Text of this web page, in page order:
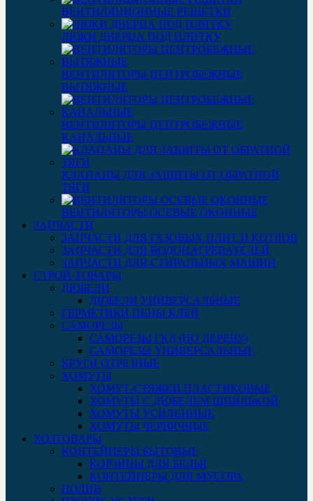
ВЕНТИЛЯЦИОННЫЕ РЕШЕТКИ
ЛЮКИ ДВЕРЦА ПОД ПЛИТКУ
ВЕНТИЛЯТОРЫ ЦЕНТРОБЕЖНЫЕ
ВЫТЯЖНЫЕ
ВЕНТИЛЯТОРЫ ЦЕНТРОБЕЖНЫЕ
КАНАЛЬНЫЕ
КЛАПАНЫ ДЛЯ ЗАЩИТЫ ОТ ОБРАТНОЙ
ТЯГИ
ВЕНТИЛЯТОРЫ ОСЕВЫЕ ОКОННЫЕ
ЗАПЧАСТИ
ЗАПЧАСТИ ДЛЯ ГАЗОВЫХ ПЛИТ И КОТЛОВ
ЗАПЧАСТИ ДЛЯ ВОДОНАГРЕВАТЕЛЕЙ
ЗАПЧАСТИ ДЛЯ СТИРАЛЬНЫХ МАШИН
СТРОЙ-ТОВАРЫ
ДЮБЕЛИ
ДЮБЕЛИ УНИВЕРСАЛЬНЫЕ
ГЕРМЕТИКИ ПЕНЫ КЛЕЙ
САМОРЕЗЫ
САМОРЕЗЫ ГКД (ПО ДЕРЕВУ)
САМОРЕЗЫ УНИВЕРСАЛЬНЫЕ
КРУГИ ОТРЕЗНЫЕ
ХОМУТЫ
ХОМУТ-СТЯЖКИ ПЛАСТИКОВЫЕ
ХОМУТЫ С ДЮБЕЛЕМ ШПИЛЬКОЙ
ХОМУТЫ УСИЛЕННЫЕ
ХОМУТЫ ЧЕРВЯЧНЫЕ
ХОЗТОВАРЫ
КОНТЕЙНЕРЫ БЫТОВЫЕ
КОРЗИНЫ ДЛЯ БЕЛЬЯ
КОНТЕЙНЕРЫ ДЛЯ МУСОРА
ПОЛИВ